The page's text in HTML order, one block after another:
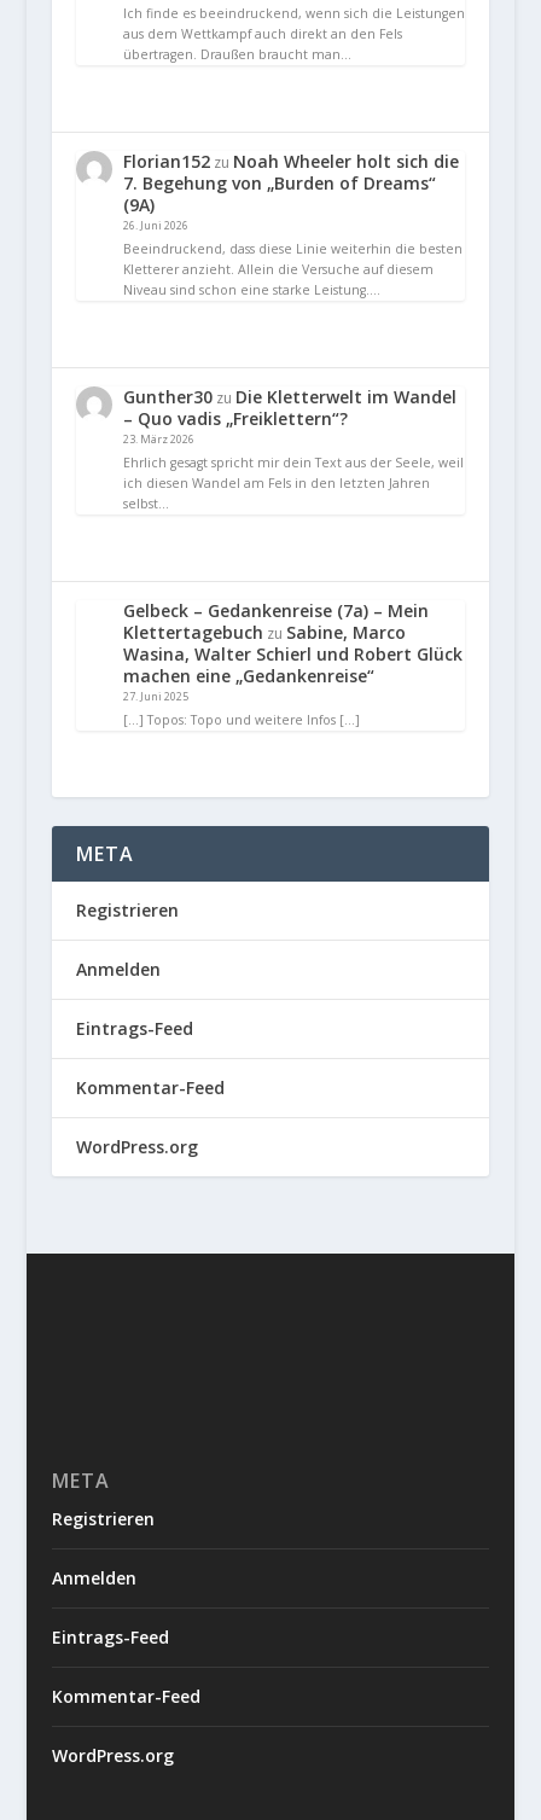
Ich finde es beeindruckend, wenn sich die Leistungen
aus dem Wettkampf auch direkt an den Fels
übertragen. Draußen braucht man…
Florian152zu Noah Wheeler holt sich die
7. Begehung von „Burden of Dreams“
(9A)
26. Juni 2026
Beeindruckend, dass diese Linie weiterhin die besten
Kletterer anzieht. Allein die Versuche auf diesem
Niveau sind schon eine starke Leistung.…
Gunther30zu Die Kletterwelt im Wandel
– Quo vadis „Freiklettern“?
23. März 2026
Ehrlich gesagt spricht mir dein Text aus der Seele, weil
ich diesen Wandel am Fels in den letzten Jahren
selbst…
Gelbeck – Gedankenreise (7a) – Mein
Klettertagebuch zu Sabine, Marco
Wasina, Walter Schierl und Robert Glück
machen eine „Gedankenreise“
27. Juni 2025
[…] Topos: Topo und weitere Infos […]
META
Registrieren
Anmelden
Eintrags-Feed
Kommentar-Feed
WordPress.org
META
Registrieren
Anmelden
Eintrags-Feed
Kommentar-Feed
WordPress.org